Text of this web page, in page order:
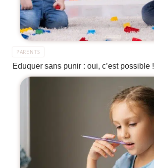
PARENTS
Eduquer sans punir : oui, c’est possible !